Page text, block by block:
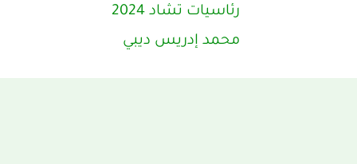
رئاسيات تشاد 2024
محمد إدريس ديبي